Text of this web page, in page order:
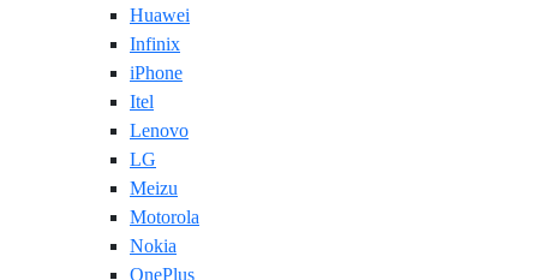
Huawei
Infinix
iPhone
Itel
Lenovo
LG
Meizu
Motorola
Nokia
OnePlus